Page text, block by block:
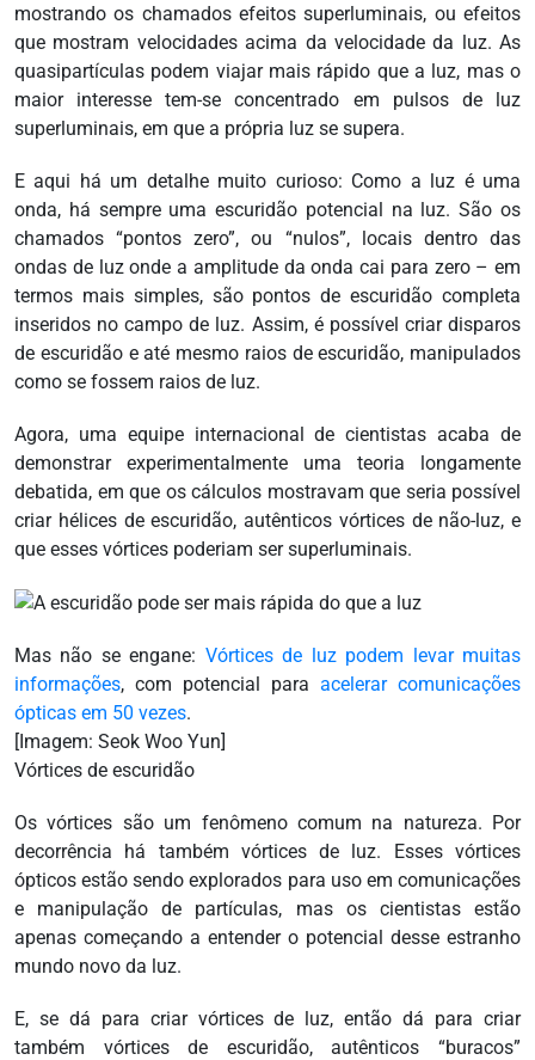
mostrando os chamados efeitos superluminais, ou efeitos
que mostram velocidades acima da velocidade da luz. As
quasipartículas podem viajar mais rápido que a luz, mas o
maior interesse tem-se concentrado em pulsos de luz
superluminais, em que a própria luz se supera.
E aqui há um detalhe muito curioso: Como a luz é uma
onda, há sempre uma escuridão potencial na luz. São os
chamados “pontos zero”, ou “nulos”, locais dentro das
ondas de luz onde a amplitude da onda cai para zero – em
termos mais simples, são pontos de escuridão completa
inseridos no campo de luz. Assim, é possível criar disparos
de escuridão e até mesmo raios de escuridão, manipulados
como se fossem raios de luz.
Agora, uma equipe internacional de cientistas acaba de
demonstrar experimentalmente uma teoria longamente
debatida, em que os cálculos mostravam que seria possível
criar hélices de escuridão, autênticos vórtices de não-luz, e
que esses vórtices poderiam ser superluminais.
Mas não se engane: Vórtices de luz podem levar muitas
informações, com potencial para acelerar comunicações
ópticas em 50 vezes.
[Imagem: Seok Woo Yun]
Vórtices de escuridão
Os vórtices são um fenômeno comum na natureza. Por
decorrência há também vórtices de luz. Esses vórtices
ópticos estão sendo explorados para uso em comunicações
e manipulação de partículas, mas os cientistas estão
apenas começando a entender o potencial desse estranho
mundo novo da luz.
E, se dá para criar vórtices de luz, então dá para criar
também vórtices de escuridão, autênticos “buracos”